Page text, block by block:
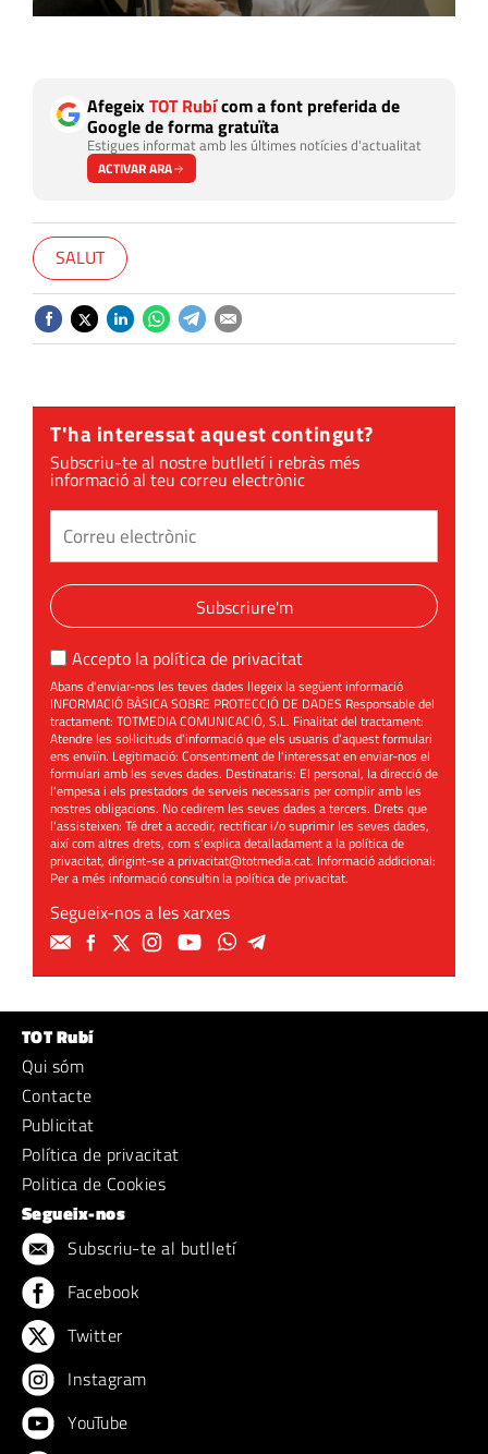
AfegeixTOT Rubícom a font preferida de
Google de forma gratuïta
Estigues informat amb les últimes notícies d'actualitat
ACTIVAR ARA
SALUT
T'ha interessat aquest contingut?
Subscriu-te al nostre butlletí i rebràs més
informació al teu correu electrònic
Subscriure'm
Accepto la política de privacitat
Abans d'enviar-nos les teves dades llegeix la següent informació
INFORMACIÓ BÀSICA SOBRE PROTECCIÓ DE DADES Responsable del
tractament: TOTMEDIA COMUNICACIÓ, S.L. Finalitat del tractament:
Atendre les sol·licituds d'informació que els usuaris d'aquest formulari
ens enviïn. Legitimació: Consentiment de l'interessat en enviar-nos el
formulari amb les seves dades. Destinataris: El personal, la direcció de
l'empesa i els prestadors de serveis necessaris per complir amb les
nostres obligacions. No cedirem les seves dades a tercers. Drets que
l'assisteixen: Té dret a accedir, rectificar i/o suprimir les seves dades,
així com altres drets, com s'explica detalladament a la política de
privacitat, dirigint-se aprivacitat@totmedia.cat. Informació addicional:
Per a més informació consultin lapolítica de privacitat.
Segueix-nos a les xarxes
TOT Rubí
Qui sóm
Contacte
Publicitat
Política de privacitat
Politica de Cookies
Segueix-nos
Subscriu-te al butlletí
Facebook
Twitter
Instagram
YouTube